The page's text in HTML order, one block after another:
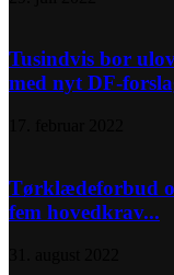
Tusindvis bor
med nyt DF-
Tørklædeforbud
fem hovedkrav...